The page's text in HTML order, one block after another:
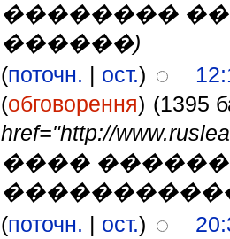
��������
������)
(поточн. | ост.)
(обговорення) (1395
href="http://
����
(поточн. | ост.)